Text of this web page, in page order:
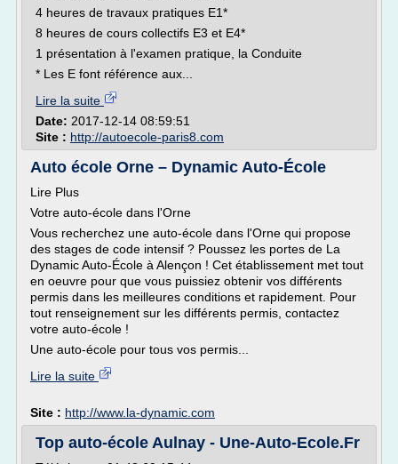
4 heures de travaux pratiques E1*
8 heures de cours collectifs E3 et E4*
1 présentation à l'examen pratique, la Conduite
* Les E font référence aux...
Lire la suite
Date: 2017-12-14 08:59:51
Site : http://autoecole-paris8.com
Auto école Orne – Dynamic Auto-École
Lire Plus
Votre auto-école dans l'Orne
Vous recherchez une auto-école dans l'Orne qui propose
des stages de code intensif ? Poussez les portes de La
Dynamic Auto-École à Alençon ! Cet établissement met tout
en oeuvre pour que vous puissiez obtenir vos différents
permis dans les meilleures conditions et rapidement. Pour
tout renseignement sur les différents permis, contactez
votre auto-école !
Une auto-école pour tous vos permis...
Lire la suite
Site : http://www.la-dynamic.com
Top auto-école Aulnay - Une-Auto-Ecole.Fr